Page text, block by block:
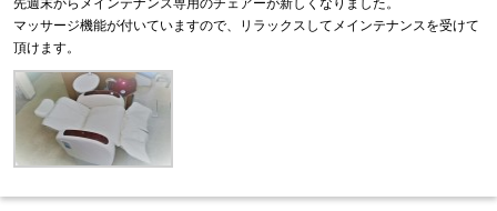
先週末からメインテナンス専用のチェアーが新しくなりました。
マッサージ機能が付いていますので、リラックスしてメインテナンスを受けて
頂けます。